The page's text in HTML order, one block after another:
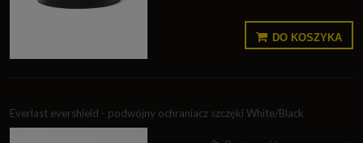
DO KOSZYKA
Everlast evershield - podwójny ochraniacz szczęki White/Black